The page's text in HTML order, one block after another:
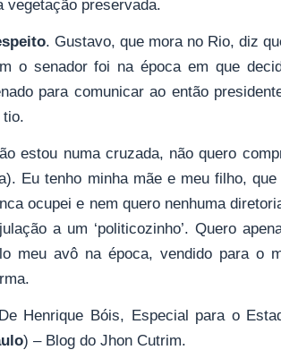
vegetação preservada.
. Gustavo, que mora no Rio, diz
o senador foi na época em que
para comunicar ao então
tio.
estou numa cruzada, não quero
Eu tenho minha mãe e meu filho,
ocupei e nem quero nenhuma
a um ‘politicozinho’. Quero
meu avô na época, vendido para o
Henrique Bóis, Especial para o
) – Blog do Jhon Cutrim.